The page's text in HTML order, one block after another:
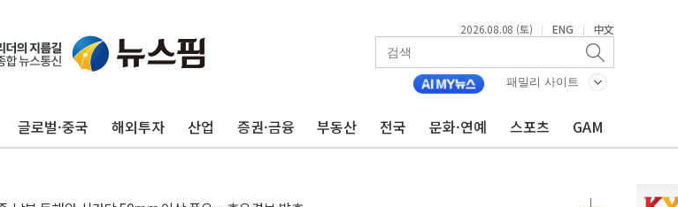
2026.08.08 (토) | ENG | 中文
패밀리 사이트
글로벌·중국 해외투자 산업 증권·금융 부동산 전국 문화·연예 스포츠 GAM
부 전 해상 풍랑주의보…10일까지 최대 3.5m 높은 물결
위 아파트 부양, 수도 베이징도 부동산 규제 철폐
대리 계곡서 수위 상승으로 피서객 7명 고립…전원 구조